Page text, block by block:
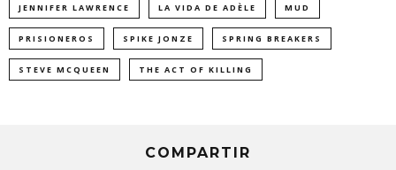
JENNIFER LAWRENCE LA VIDA DE ADÈLE MUD
PRISIONEROS SPIKE JONZE SPRING BREAKERS
STEVE MCQUEEN THE ACT OF KILLING
COMPARTIR